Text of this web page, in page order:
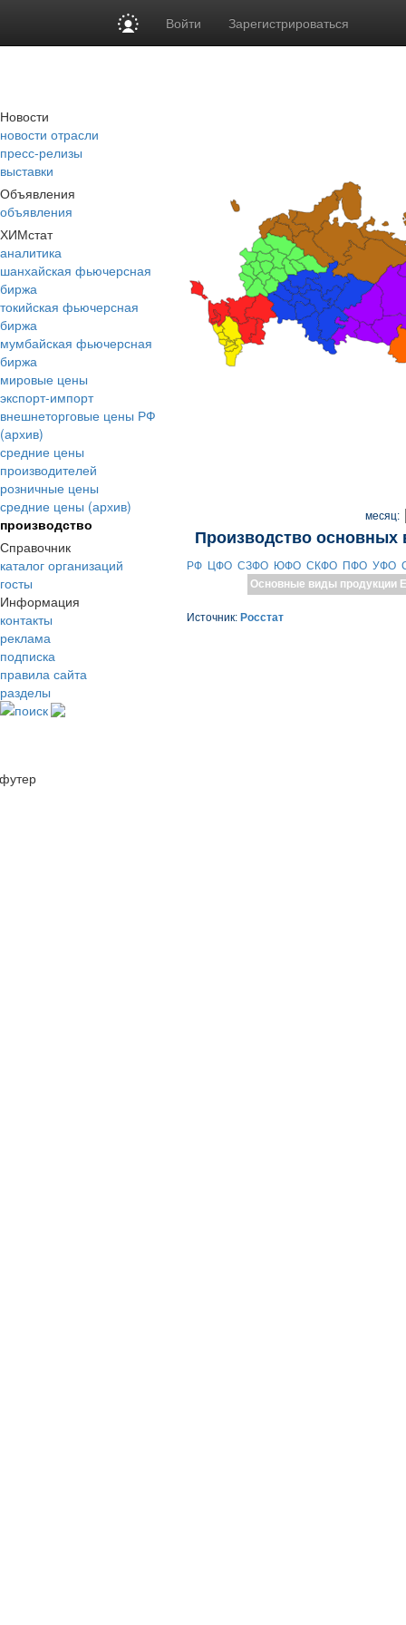
Войти Зарегистрироваться
Новости
новости отрасли
пресс-релизы
выставки
Объявления
объявления
ХИМстат
аналитика
шанхайская фьючерсная
биржа
токийская фьючерсная
биржа
мумбайская фьючерсная
биржа
мировые цены
экспорт-импорт
внешнеторговые цены РФ
(архив)
средние цены
производителей
розничные цены
средние цены (архив)
производство
Справочник
каталог организаций
госты
Информация
контакты
реклама
подписка
правила сайта
разделы
поиск
месяц:
Производство основных
РФ ЦФО СЗФО ЮФО СКФО ПФО УФО
Основные виды продукции
Источник: Росстат
футер